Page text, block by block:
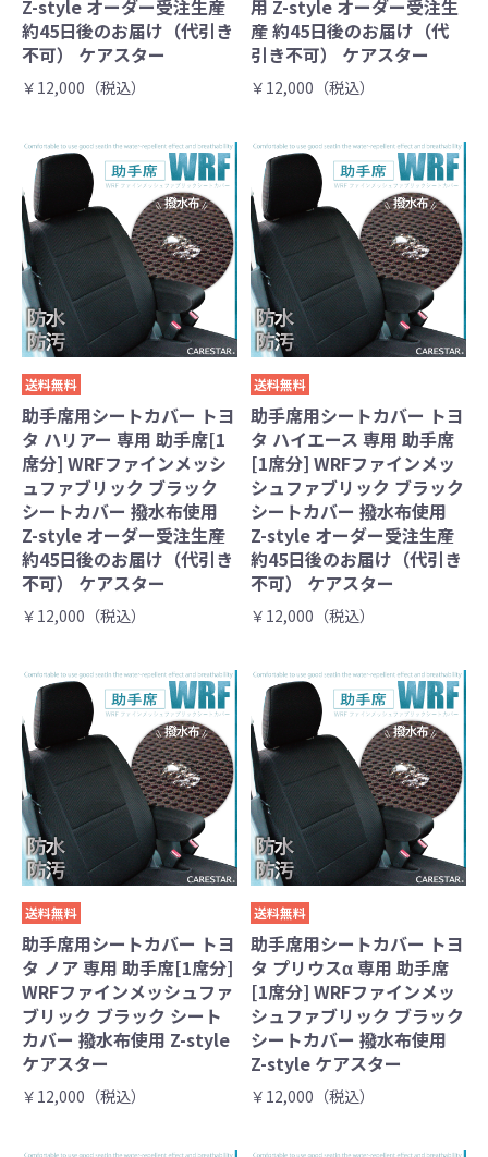
Z-style オーダー受注生産
約45日後のお届け（代引き
不可） ケアスター
￥12,000（税込）
用 Z-style オーダー受注生
産 約45日後のお届け（代
引き不可） ケアスター
￥12,000（税込）
送料無料
助手席用シートカバー トヨ
タ ハリアー 専用 助手席[1
席分] WRFファインメッシ
ュファブリック ブラック
シートカバー 撥水布使用
Z-style オーダー受注生産
約45日後のお届け（代引き
不可） ケアスター
￥12,000（税込）
送料無料
助手席用シートカバー トヨ
タ ハイエース 専用 助手席
[1席分] WRFファインメッ
シュファブリック ブラック
シートカバー 撥水布使用
Z-style オーダー受注生産
約45日後のお届け（代引き
不可） ケアスター
￥12,000（税込）
送料無料
助手席用シートカバー トヨ
タ ノア 専用 助手席[1席分]
WRFファインメッシュファ
ブリック ブラック シート
カバー 撥水布使用 Z-style
ケアスター
￥12,000（税込）
送料無料
助手席用シートカバー トヨ
タ プリウスα 専用 助手席
[1席分] WRFファインメッ
シュファブリック ブラック
シートカバー 撥水布使用
Z-style ケアスター
￥12,000（税込）